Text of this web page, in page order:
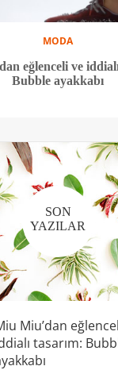
MODA
eğlenceli ve
Bubble ayakkabı
SON
YAZILAR
Miu’dan
tasarım: